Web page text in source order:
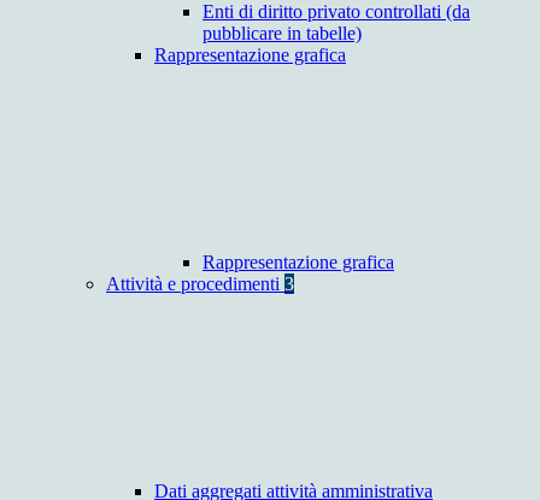
Enti di diritto privato controllati (da
pubblicare in tabelle)
Rappresentazione grafica
Rappresentazione grafica
Attività e procedimenti 3
Dati aggregati attività amministrativa